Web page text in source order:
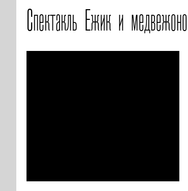
Спектакль Ежик и